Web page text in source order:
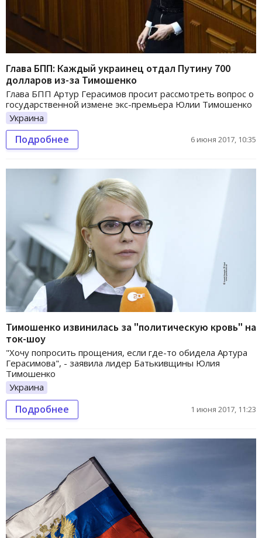
Глава БПП: Каждый украинец отдал Путину 700
долларов из-за Тимошенко
Глава БПП Артур Герасимов просит рассмотреть вопрос о
государственной измене экс-премьера Юлии Тимошенко
Украина
Подробнее 6 июня 2017, 10:35
Тимошенко извинилась за "политическую кровь" на
ток-шоу
"Хочу попросить прощения, если где-то обидела Артура
Герасимова", - заявила лидер Батькивщины Юлия
Тимошенко
Украина
Подробнее 1 июня 2017, 11:23